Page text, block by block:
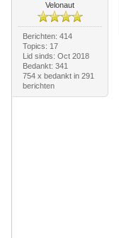
Velonaut
Berichten: 414
Topics: 17
Lid sinds: Oct 2018
Bedankt: 341
754 x bedankt in 291
berichten